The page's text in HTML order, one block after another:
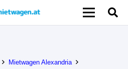
Mietwagen Alexandria